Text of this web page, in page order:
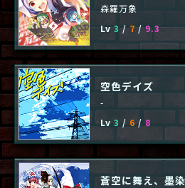
森羅万象
Lv3/7/9.3
空色デイズ
-
Lv 3 / 6/ 8
蒼空に舞え、墨